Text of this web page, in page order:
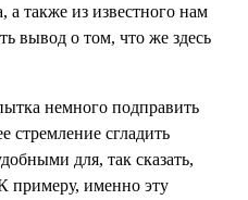
также из известного нам
вывод о том, что же здесь
немного подправить
стремление сгладить
для, так сказать,
примеру, именно эту